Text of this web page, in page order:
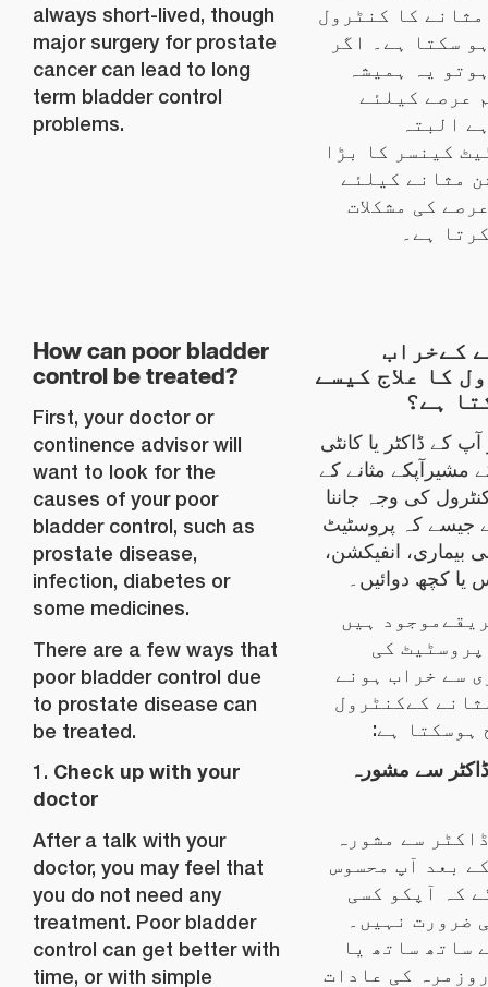
always short-lived, though
major surgery for prostate
cancer can lead to long
term bladder control
problems.
کا کنٹرول
سکتا ہے۔ اگر
یہ ہمیشہ
عرصے کیلئے
البتہ
کینسر کا بڑا
مثانے کیلئے
کی مشکلات
ہے۔
How can poor bladder
control be treated?
First, your doctor or
continence advisor will
want to look for the
causes of your poor
bladder control, such as
prostate disease,
infection, diabetes or
some medicines.
There are a few ways that
poor bladder control due
to prostate disease can
be treated.
1. Check up with your
doctor
After a talk with your
doctor, you may feel that
you do not need any
treatment. Poor bladder
control can get better with
time, or with simple
کےخراب
کا علاج کیسے
ہے؟
آپ کے ڈاکٹر یا کانٹی
مشیرآپکے مثانے کے
کی وجہ جاننا
جیسے کہ پروسٹیٹ
بیماری، انفیکشن،
یا کچھ دوائیں۔
ہیں
کی
سے خراب ہونے
کےکنٹرول
ہوسکتا ہے:
ڈاکٹر سے مشورہ
سے مشورہ
بعد آپ محسوس
کہ آپکو کسی
ضرورت نہیں۔
ساتھ ساتھ یا
کی عادات